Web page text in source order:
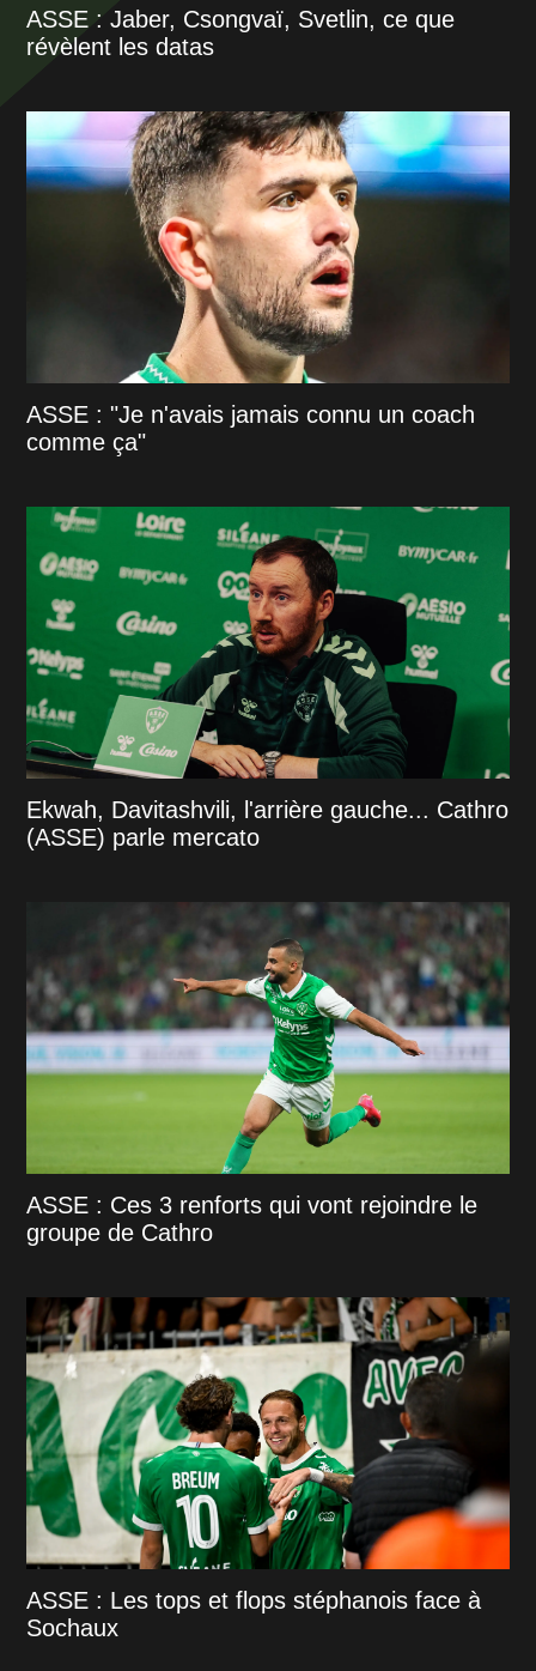
ASSE : Jaber, Csongvaï, Svetlin, ce que
révèlent les datas
ASSE : "Je n'avais jamais connu un coach
comme ça"
Ekwah, Davitashvili, l'arrière gauche... Cathro
(ASSE) parle mercato
ASSE : Ces 3 renforts qui vont rejoindre le
groupe de Cathro
ASSE : Les tops et flops stéphanois face à
Sochaux